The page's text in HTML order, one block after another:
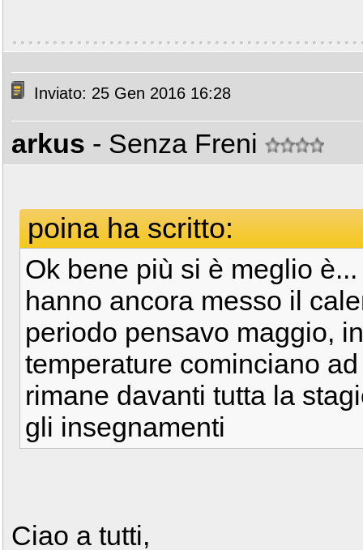
Inviato: 25 Gen 2016 16:28
arkus - Senza Freni
poina ha scritto:
Ok bene più si è meglio
hanno ancora messo il
periodo pensavo maggio,
temperature cominciano
rimane davanti tutta la
gli insegnamenti
Ciao a tutti,